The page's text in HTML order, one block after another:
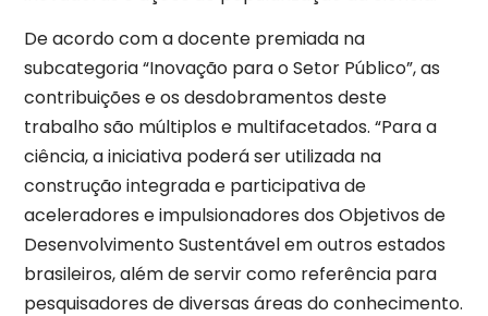
De acordo com a docente premiada na
subcategoria “Inovação para o Setor Público”, as
contribuições e os desdobramentos deste
trabalho são múltiplos e multifacetados. “Para a
ciência, a iniciativa poderá ser utilizada na
construção integrada e participativa de
aceleradores e impulsionadores dos Objetivos de
Desenvolvimento Sustentável em outros estados
brasileiros, além de servir como referência para
pesquisadores de diversas áreas do conhecimento.